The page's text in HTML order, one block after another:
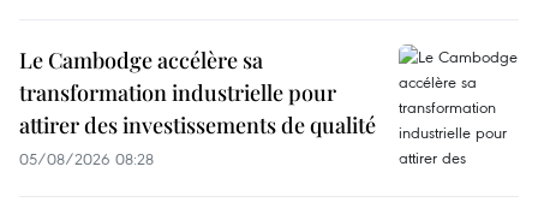
Le Cambodge accélère sa
transformation industrielle pour
attirer des investissements de qualité
05/08/2026 08:28